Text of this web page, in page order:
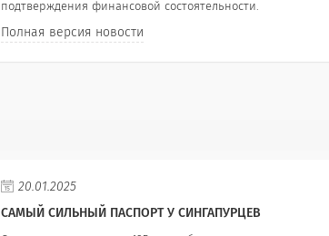
подтверждения финансовой состоятельности.
Полная версия новости
20.01.2025
САМЫЙ СИЛЬНЫЙ ПАСПОРТ У СИНГАПУРЦЕВ